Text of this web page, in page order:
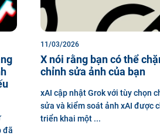
đã
11/03/2026
X nói rằng bạn có thể
chỉnh sửa ảnh của bạn
xAI cập nhật Grok với tùy chọn
sửa và kiểm soát ảnh xAI được
triển khai một ...